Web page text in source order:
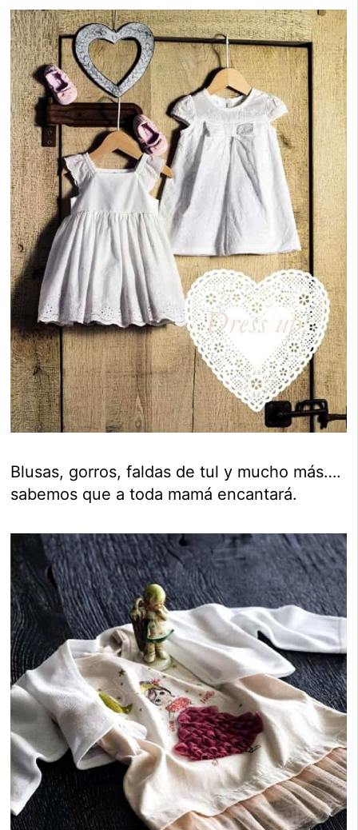
Blusas, gorros, faldas de tul y mucho más….
sabemos que a toda mamá encantará.